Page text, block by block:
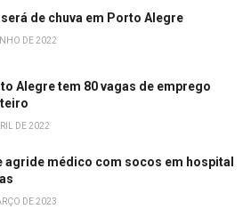
de chuva em Porto Alegre
DE 2022
Alegre tem 80 vagas de emprego
DE 2022
agride médico com socos em hospital
DE 2023